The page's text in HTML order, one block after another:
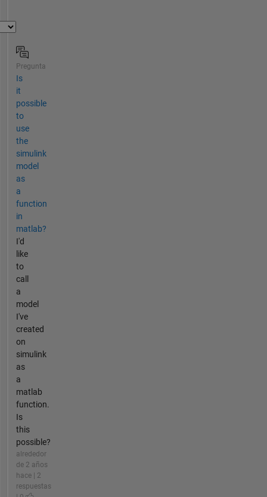
Pregunta
Is
it
possible
to
use
the
simulink
model
as
a
function
in
matlab?
I'd
like
to
call
a
model
I've
created
on
simulink
as
a
matlab
function.
Is
this
possible?
alrededor
de 2 años
hace | 2
respuestas